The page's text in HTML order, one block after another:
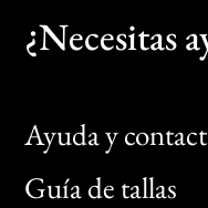
¿Necesitas
Ayuda y
Guía de tallas